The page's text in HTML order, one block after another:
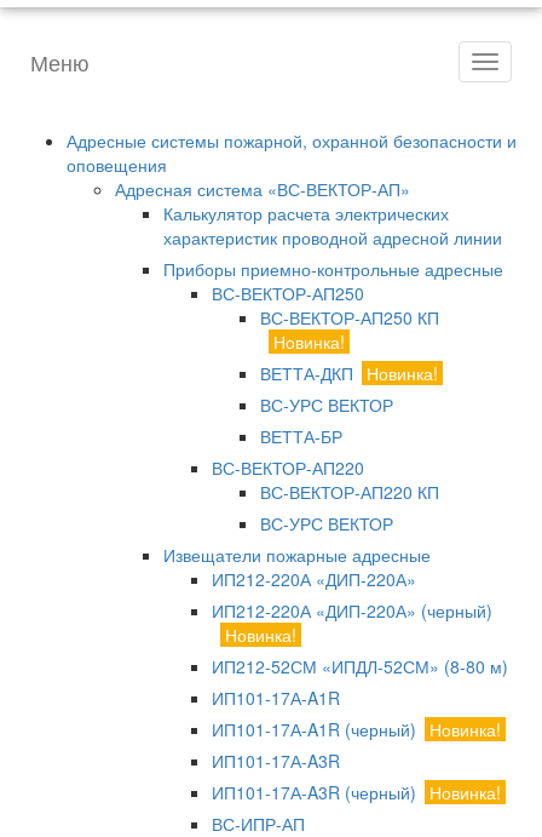
Меню
Адресные системы пожарной, охранной безопасности и
оповещения
Адресная система «ВС-ВЕКТОР-АП»
Калькулятор расчета электрических
характеристик проводной адресной линии
Приборы приемно-контрольные адресные
ВС-ВЕКТОР-АП250
ВС-ВЕКТОР-АП250 КП
Новинка!
ВЕТТА-ДКП
Новинка!
ВС-УРС ВЕКТОР
ВЕТТА-БР
ВС-ВЕКТОР-АП220
ВС-ВЕКТОР-АП220 КП
ВС-УРС ВЕКТОР
Извещатели пожарные адресные
ИП212-220А «ДИП-220А»
ИП212-220А «ДИП-220А» (черный)
Новинка!
ИП212-52СМ «ИПДЛ-52СМ» (8-80 м)
ИП101-17А-A1R
ИП101-17А-A1R (черный)
Новинка!
ИП101-17А-A3R
ИП101-17А-A3R (черный)
Новинка!
ВС-ИПР-АП